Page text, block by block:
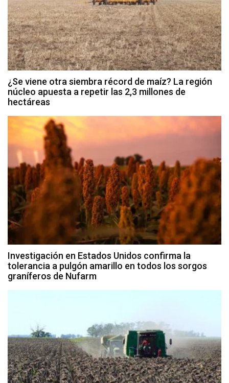
¿Se viene otra siembra récord de maíz? La región
núcleo apuesta a repetir las 2,3 millones de
hectáreas
Investigación en Estados Unidos confirma la
tolerancia a pulgón amarillo en todos los sorgos
graníferos de Nufarm